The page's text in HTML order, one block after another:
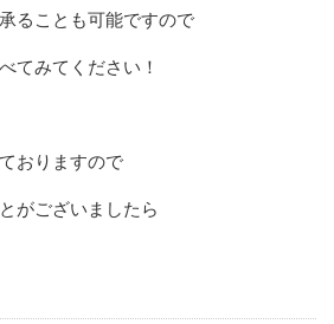
ることも可能ですので
てみてください！
おりますので
がございましたら